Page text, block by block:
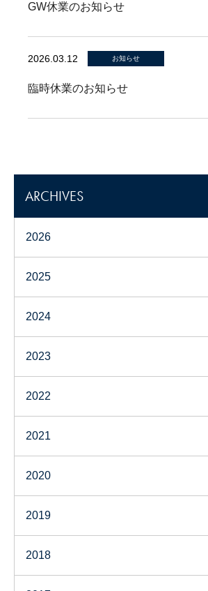
GW休業のお知らせ
2026.03.12 お知らせ
臨時休業のお知らせ
ARCHIVES
2026
2025
2024
2023
2022
2021
2020
2019
2018